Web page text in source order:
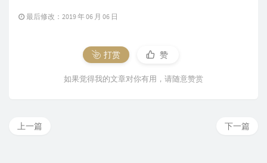
最后修改：2019 年 06 月 06 日
打赏 赞
如果觉得我的文章对你有用，请随意赞赏
下一篇
上一篇